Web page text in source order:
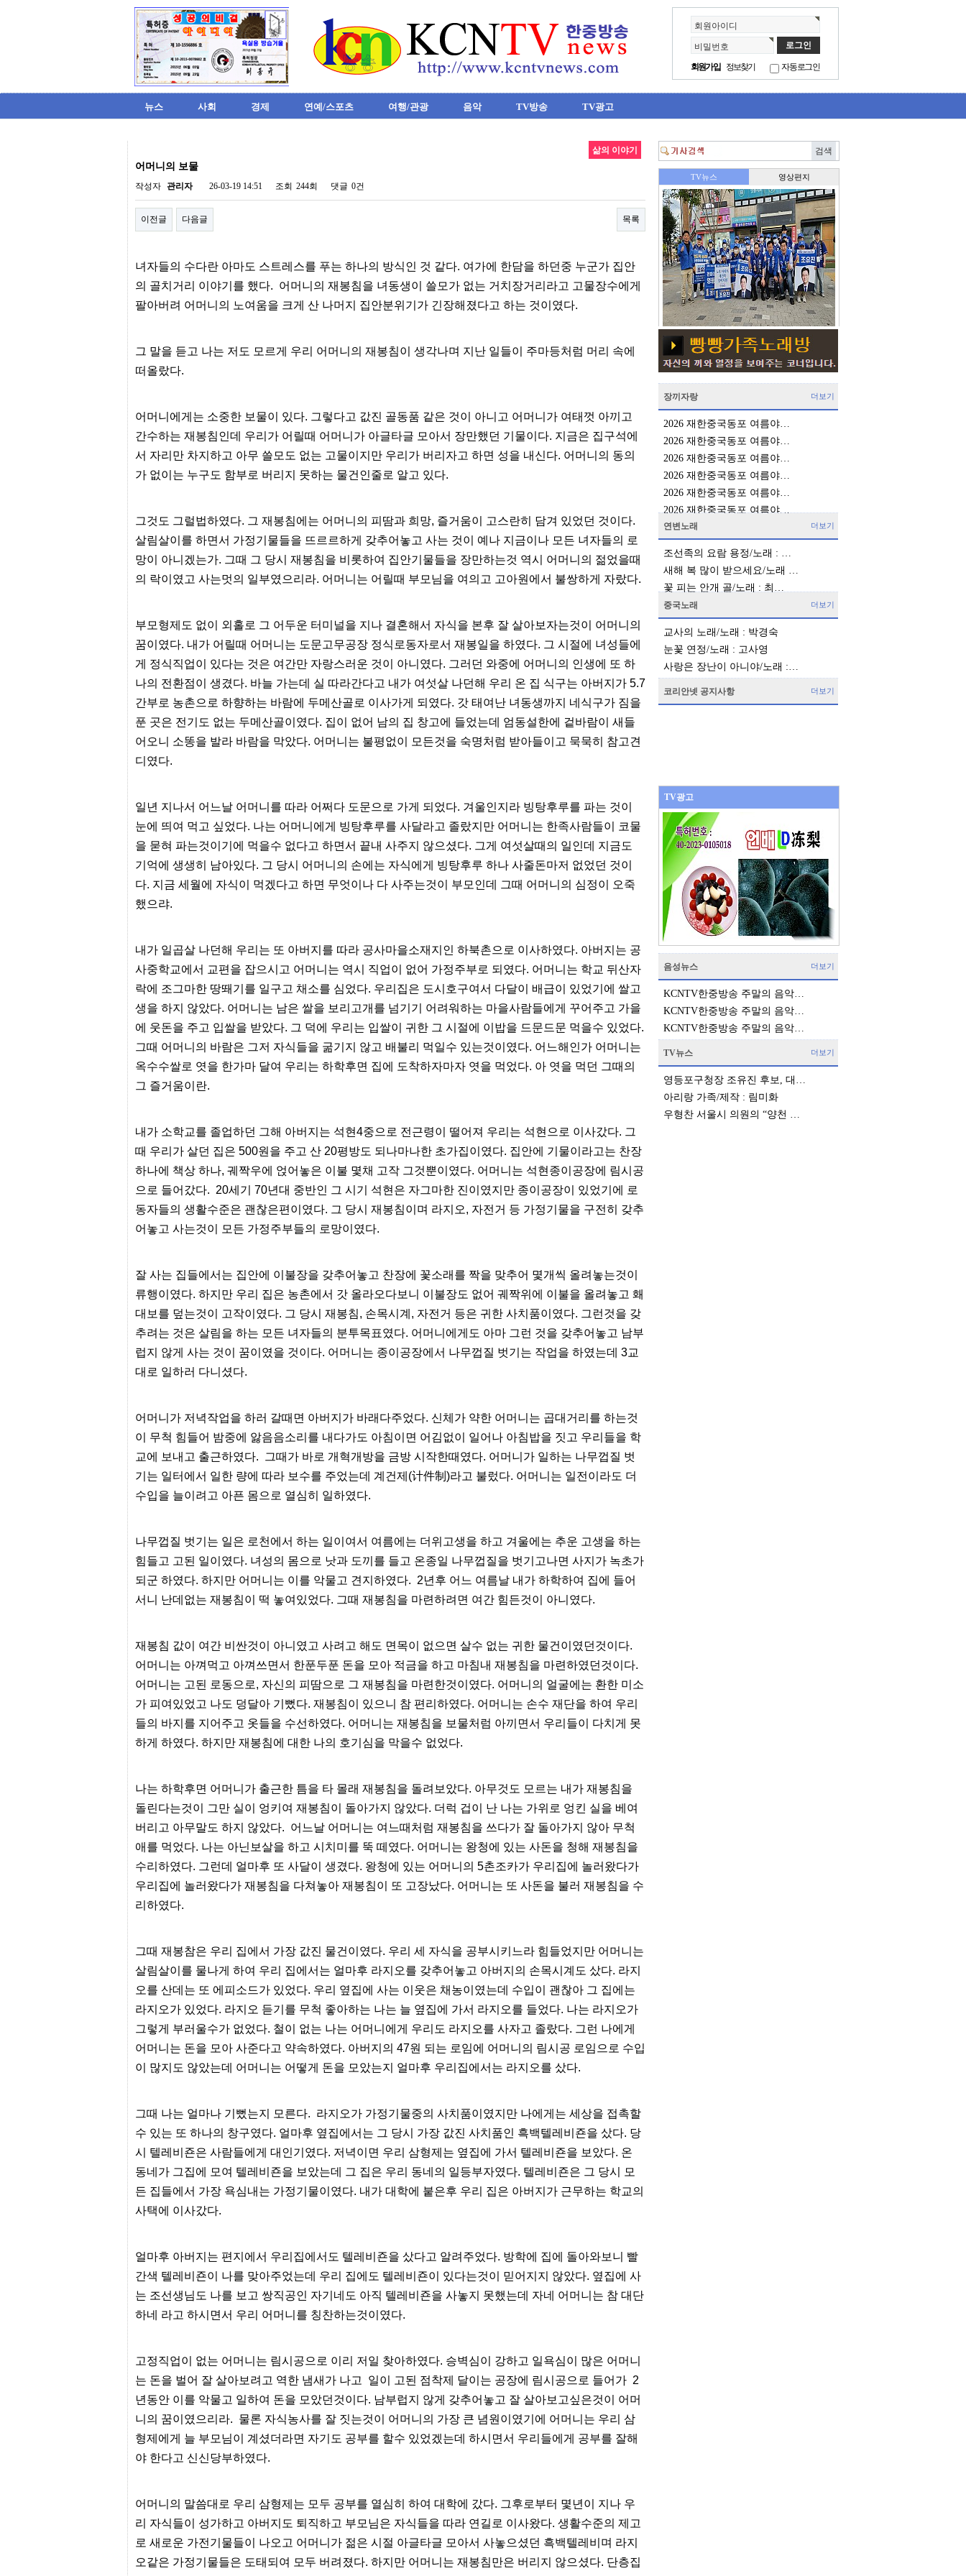
회원아이디
비밀번호
회원가입
정보찾기 자동로그인
뉴스 사회 경제 연예/스포츠 여행/관광 음악 TV방송 TV광고
탑-
시
리
스
구
프
진
기
약
국
임
절
신
토
트
순
위
아
몰
웹
실
간
무
료
채
팅
24
시
대
출
밍
갱
통
영
만
남
찾
기
출
비
아
센
터
소
야
클
럽
DOMCLUB
코
강
코
리
아
뉴
스
비
아
센
터
강
직
도
올
리
법
114
24
시
대
출
대
출
아
비
아
탑-
릴
구
입
통
비
아
돔
클
럽
규
노
제
사
이
북
토
끼
대
장
파
란
출
마
사
우
즐
만
어
플
미
프
진
약
국
유
판
삶의 이야기
어머니의 보물
작성자 관리자 26-03-19 14:51 조회 244회 댓글 0건
이전글 다음글 목록
녀자들의 수다란 아마도 스트레스를 푸는 하나의 방식인 것 같다. 여가에 한담을 하던중 누군가 집안
의 골치거리 이야기를 했다. 어머니의 재봉침을 녀동생이 쓸모가 없는 거치장거리라고 고물장수에게
팔아버려 어머니의 노여움을 크게 산 나머지 집안분위기가 긴장해졌다고 하는 것이였다.
그 말을 듣고 나는 저도 모르게 우리 어머니의 재봉침이 생각나며 지난 일들이 주마등처럼 머리 속에
떠올랐다.
어머니에게는 소중한 보물이 있다. 그렇다고 값진 골동품 같은 것이 아니고 어머니가 여태껏 아끼고
간수하는 재봉침인데 우리가 어릴때 어머니가 아글타글 모아서 장만했던 기물이다. 지금은 집구석에
서 자리만 차지하고 아무 쓸모도 없는 고물이지만 우리가 버리자고 하면 성을 내신다. 어머니의 동의
가 없이는 누구도 함부로 버리지 못하는 물건인줄로 알고 있다.
그것도 그럴법하였다. 그 재봉침에는 어머니의 피땀과 희망, 즐거움이 고스란히 담겨 있었던 것이다.
살림살이를 하면서 가정기물들을 뜨르르하게 갖추어놓고 사는 것이 예나 지금이나 모든 녀자들의 로
망이 아니겠는가. 그때 그 당시 재봉침을 비롯하여 집안기물들을 장만하는것 역시 어머니의 젊었을때
의 락이였고 사는멋의 일부였으리라. 어머니는 어릴때 부모님을 여의고 고아원에서 불쌍하게 자랐다.
부모형제도 없이 외홀로 그 어두운 터미널을 지나 결혼해서 자식을 본후 잘 살아보자는것이 어머니의
꿈이였다. 내가 어릴때 어머니는 도문고무공장 정식로동자로서 재봉일을 하였다. 그 시절에 녀성들에
게 정식직업이 있다는 것은 여간만 자랑스러운 것이 아니였다. 그러던 와중에 어머니의 인생에 또 하
나의 전환점이 생겼다. 바늘 가는데 실 따라간다고 내가 여섯살 나던해 우리 온 집 식구는 아버지가 5.7
간부로 농촌으로 하향하는 바람에 두메산골로 이사가게 되였다. 갓 태여난 녀동생까지 네식구가 짐을
푼 곳은 전기도 없는 두메산골이였다. 집이 없어 남의 집 창고에 들었는데 엄동설한에 겉바람이 새들
어오니 소똥을 발라 바람을 막았다. 어머니는 불평없이 모든것을 숙명처럼 받아들이고 묵묵히 참고견
디였다.
일년 지나서 어느날 어머니를 따라 어쩌다 도문으로 가게 되었다. 겨울인지라 빙탕후루를 파는 것이
눈에 띄여 먹고 싶었다. 나는 어머니에게 빙탕후루를 사달라고 졸랐지만 어머니는 한족사람들이 코물
을 묻혀 파는것이기에 먹을수 없다고 하면서 끝내 사주지 않으셨다. 그게 여섯살때의 일인데 지금도
기억에 생생히 남아있다. 그 당시 어머니의 손에는 자식에게 빙탕후루 하나 사줄돈마저 없었던 것이
다. 지금 세월에 자식이 먹겠다고 하면 무엇이나 다 사주는것이 부모인데 그때 어머니의 심정이 오죽
했으랴.
내가 일곱살 나던해 우리는 또 아버지를 따라 공사마을소재지인 하북촌으로 이사하였다. 아버지는 공
사중학교에서 교편을 잡으시고 어머니는 역시 직업이 없어 가정주부로 되였다. 어머니는 학교 뒤산자
락에 조그마한 땅뙈기를 일구고 채소를 심었다. 우리집은 도시호구여서 다달이 배급이 있었기에 쌀고
생을 하지 않았다. 어머니는 남은 쌀을 보리고개를 넘기기 어려워하는 마을사람들에게 꾸어주고 가을
에 웃돈을 주고 입쌀을 받았다. 그 덕에 우리는 입쌀이 귀한 그 시절에 이밥을 드문드문 먹을수 있었다.
그때 어머니의 바람은 그저 자식들을 굶기지 않고 배불리 먹일수 있는것이였다. 어느해인가 어머니는
옥수수쌀로 엿을 한가마 달여 우리는 하학후면 집에 도착하자마자 엿을 먹었다. 아 엿을 먹던 그때의
그 즐거움이란.
내가 소학교를 졸업하던 그해 아버지는 석현4중으로 전근령이 떨어져 우리는 석현으로 이사갔다. 그
때 우리가 살던 집은 500원을 주고 산 20평방도 되나마나한 초가집이였다. 집안에 기물이라고는 찬장
하나에 책상 하나, 궤짝우에 얹어놓은 이불 몇채 고작 그것뿐이였다. 어머니는 석현종이공장에 림시공
으로 들어갔다. 20세기 70년대 중반인 그 시기 석현은 자그마한 진이였지만 종이공장이 있었기에 로
동자들의 생활수준은 괜찮은편이였다. 그 당시 재봉침이며 라지오, 자전거 등 가정기물을 구전히 갖추
어놓고 사는것이 모든 가정주부들의 로망이였다.
잘 사는 집들에서는 집안에 이불장을 갖추어놓고 찬장에 꽃소래를 짝을 맞추어 몇개씩 올려놓는것이
류행이였다. 하지만 우리 집은 농촌에서 갓 올라오다보니 이불장도 없어 궤짝위에 이불을 올려놓고 홰
대보를 덮는것이 고작이였다. 그 당시 재봉침, 손목시계, 자전거 등은 귀한 사치품이였다. 그런것을 갖
추려는 것은 살림을 하는 모든 녀자들의 분투목표였다. 어머니에게도 아마 그런 것을 갖추어놓고 남부
럽지 않게 사는 것이 꿈이였을 것이다. 어머니는 종이공장에서 나무껍질 벗기는 작업을 하였는데 3교
대로 일하러 다니셨다.
어머니가 저녁작업을 하러 갈때면 아버지가 바래다주었다. 신체가 약한 어머니는 곱대거리를 하는것
이 무척 힘들어 밤중에 앓음음소리를 내다가도 아침이면 어김없이 일어나 아침밥을 짓고 우리들을 학
교에 보내고 출근하였다. 그때가 바로 개혁개방을 금방 시작한때였다. 어머니가 일하는 나무껍질 벗
기는 일터에서 일한 량에 따라 보수를 주었는데 계건제(计件制)라고 불렀다. 어머니는 일전이라도 더
수입을 늘이려고 아픈 몸으로 열심히 일하였다.
나무껍질 벗기는 일은 로천에서 하는 일이여서 여름에는 더위고생을 하고 겨울에는 추운 고생을 하는
힘들고 고된 일이였다. 녀성의 몸으로 낫과 도끼를 들고 온종일 나무껍질을 벗기고나면 사지가 녹초가
되군 하였다. 하지만 어머니는 이를 악물고 견지하였다. 2년후 어느 여름날 내가 하학하여 집에 들어
서니 난데없는 재봉침이 떡 놓여있었다. 그때 재봉침을 마련하려면 여간 힘든것이 아니였다.
재봉침 값이 여간 비싼것이 아니였고 사려고 해도 면목이 없으면 살수 없는 귀한 물건이였던것이다.
어머니는 아껴먹고 아껴쓰면서 한푼두푼 돈을 모아 적금을 하고 마침내 재봉침을 마련하였던것이다.
어머니는 고된 로동으로, 자신의 피땀으로 그 재봉침을 마련한것이였다. 어머니의 얼굴에는 환한 미소
가 피여있었고 나도 덩달아 기뻤다. 재봉침이 있으니 참 편리하였다. 어머니는 손수 재단을 하여 우리
들의 바지를 지어주고 옷들을 수선하였다. 어머니는 재봉침을 보물처럼 아끼면서 우리들이 다치게 못
하게 하였다. 하지만 재봉침에 대한 나의 호기심을 막을수 없었다.
나는 하학후면 어머니가 출근한 틈을 타 몰래 재봉침을 돌려보았다. 아무것도 모르는 내가 재봉침을
돌린다는것이 그만 실이 엉키여 재봉침이 돌아가지 않았다. 더럭 겁이 난 나는 가위로 엉킨 실을 베여
버리고 아무말도 하지 않았다. 어느날 어머니는 여느때처럼 재봉침을 쓰다가 잘 돌아가지 않아 무척
애를 먹었다. 나는 아닌보살을 하고 시치미를 뚝 떼였다. 어머니는 왕청에 있는 사돈을 청해 재봉침을
수리하였다. 그런데 얼마후 또 사달이 생겼다. 왕청에 있는 어머니의 5촌조카가 우리집에 놀러왔다가
우리집에 놀러왔다가 재봉침을 다쳐놓아 재봉침이 또 고장났다. 어머니는 또 사돈을 불러 재봉침을 수
리하였다.
그때 재봉참은 우리 집에서 가장 값진 물건이였다. 우리 세 자식을 공부시키느라 힘들었지만 어머니는
살림살이를 물나게 하여 우리 집에서는 얼마후 라지오를 갖추어놓고 아버지의 손목시계도 샀다. 라지
오를 산데는 또 에피소드가 있었다. 우리 옆집에 사는 이웃은 채농이였는데 수입이 괜찮아 그 집에는
라지오가 있었다. 라지오 듣기를 무척 좋아하는 나는 늘 옆집에 가서 라지오를 들었다. 나는 라지오가
그렇게 부러울수가 없었다. 철이 없는 나는 어머니에게 우리도 라지오를 사자고 졸랐다. 그런 나에게
어머니는 돈을 모아 사준다고 약속하였다. 아버지의 47원 되는 로임에 어머니의 림시공 로임으로 수입
이 많지도 않았는데 어머니는 어떻게 돈을 모았는지 얼마후 우리집에서는 라지오를 샀다.
그때 나는 얼마나 기뻤는지 모른다. 라지오가 가정기물중의 사치품이였지만 나에게는 세상을 접촉할
수 있는 또 하나의 창구였다. 얼마후 옆집에서는 그 당시 가장 값진 사치품인 흑백텔레비죤을 샀다. 당
시 텔레비죤은 사람들에게 대인기였다. 저녁이면 우리 삼형제는 옆집에 가서 텔레비죤을 보았다. 온
동네가 그집에 모여 텔레비죤을 보았는데 그 집은 우리 동네의 일등부자였다. 텔레비죤은 그 당시 모
든 집들에서 가장 욕심내는 가정기물이였다. 내가 대학에 붙은후 우리 집은 아버지가 근무하는 학교의
사택에 이사갔다.
얼마후 아버지는 편지에서 우리집에서도 텔레비죤을 샀다고 알려주었다. 방학에 집에 돌아와보니 빨
간색 텔레비죤이 나를 맞아주었는데 우리 집에도 텔레비죤이 있다는것이 믿어지지 않았다. 옆집에 사
는 조선생님도 나를 보고 쌍직공인 자기네도 아직 텔레비죤을 사놓지 못했는데 자네 어머니는 참 대단
하네 라고 하시면서 우리 어머니를 칭찬하는것이였다.
고정직업이 없는 어머니는 림시공으로 이리 저일 찾아하였다. 승벽심이 강하고 일욕심이 많은 어머니
는 돈을 벌어 잘 살아보려고 역한 냄새가 나고 일이 고된 점착제 달이는 공장에 림시공으로 들어가 2
년동안 이를 악물고 일하여 돈을 모았던것이다. 남부럽지 않게 갖추어놓고 잘 살아보고싶은것이 어머
니의 꿈이였으리라. 물론 자식농사를 잘 짓는것이 어머니의 가장 큰 념원이였기에 어머니는 우리 삼
형제에게 늘 부모님이 계셨더라면 자기도 공부를 할수 있었겠는데 하시면서 우리들에게 공부를 잘해
야 한다고 신신당부하였다.
어머니의 말씀대로 우리 삼형제는 모두 공부를 열심히 하여 대학에 갔다. 그후로부터 몇년이 지나 우
리 자식들이 성가하고 아버지도 퇴직하고 부모님은 자식들을 따라 연길로 이사왔다. 생활수준의 제고
로 새로운 가전기물들이 나오고 어머니가 젊은 시절 아글타글 모아서 사놓으셨던 흑백텔레비며 라지
오같은 가정기물들은 도태되여 모두 버려졌다. 하지만 어머니는 재봉침만은 버리지 않으셨다. 단층집
장끼자랑
2026 재한중국동포 여름야…
2026 재한중국동포 여름야…
2026 재한중국동포 여름야…
2026 재한중국동포 여름야…
2026 재한중국동포 여름야…
2026 재한중국동포 여름야…
더보기
연변노래
조선족의 요람 용정/노래 : …
새해 복 많이 받으세요/노래 …
꽃 피는 안개 골/노래 : 최…
더보기
중국노래
교사의 노래/노래 : 박경숙
눈꽃 연정/노래 : 고사영
사랑은 장난이 아니야/노래 :…
더보기
코리안넷 공지사항 더보기
TV광고
음성뉴스
KCNTV한중방송 주말의 음악…
KCNTV한중방송 주말의 음악…
KCNTV한중방송 주말의 음악…
더보기
TV뉴스
영등포구청장 조유진 후보, 대…
아리랑 가족/제작 : 림미화
우형찬 서울시 의원의 “양천 …
더보기